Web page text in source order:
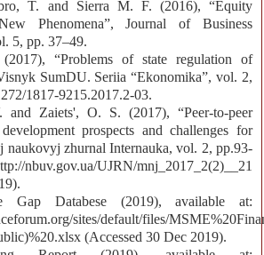
T. and Sierra M. F. (2016), “Equity
Phenomena”, Journal of Business
5, pp. 37–49.
“Problems of state regulation of
SumDU. Seriia “Ekonomika”, vol. 2,
1817-9215.2017.2-03.
Zaiets', O. S. (2017), “Peer-to-peer
prospects and challenges for
naukovyj zhurnal Internauka, vol. 2, pp.93-
nbuv.gov.ua/UJRN/mnj_2017_2(2)__21
Gap Databese (2019), available at:
sites/default/files/
(Accessed 30 Dec 2019).